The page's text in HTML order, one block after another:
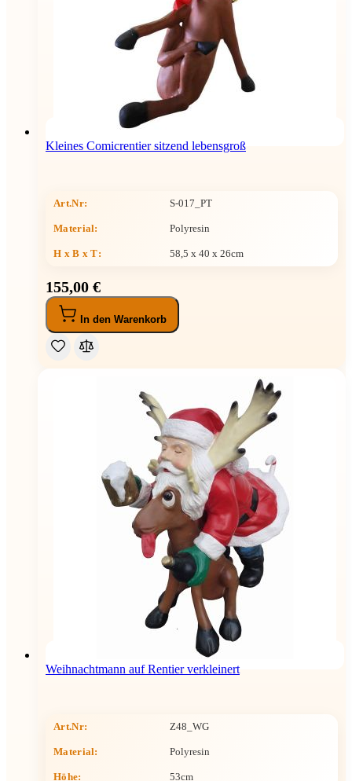
Kleines Comicrentier sitzend lebensgroß
Art.Nr: S-017_PT
Material: Polyresin
H x B x T: 58,5 x 40 x 26cm
155,00 €
In den Warenkorb
Weihnachtmann auf Rentier verkleinert
Art.Nr: Z48_WG
Material: Polyresin
Höhe: 53cm